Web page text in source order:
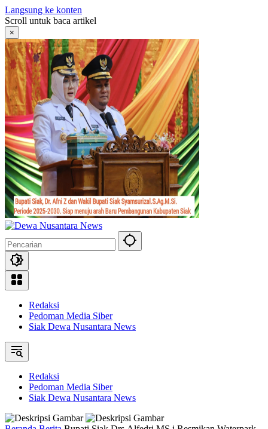
Langsung ke konten
Scroll untuk baca artikel
×
Redaksi
Pedoman Media Siber
Siak Dewa Nusantara News
Redaksi
Pedoman Media Siber
Siak Dewa Nusantara News